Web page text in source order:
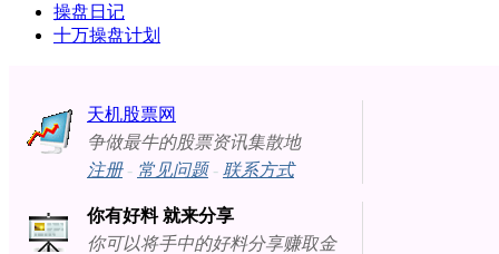
操盘日记
十万操盘计划
天机股票网
争做最牛的股票资讯集散地
注册- 常见问题- 联系方式
你有好料 就来分享
你可以将手中的好料分享赚取金